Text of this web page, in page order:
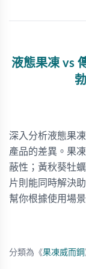
液態果凍 vs
深入分析液態果
產品的差異。果
蔽性；黃秋葵牡
片則能同時解決
幫你根據使用場
分類為《果凍威而鋼